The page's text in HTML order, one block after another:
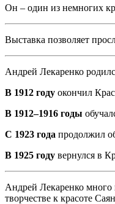
Он – один из немногих
Выставка позволяет
Андрей Лекаренко
В 1912 году окончил
В 1912–1916 годы
С 1923 года продолжил
В 1925 году вернулся в
Андрей Лекаренко много
творчестве к красоте